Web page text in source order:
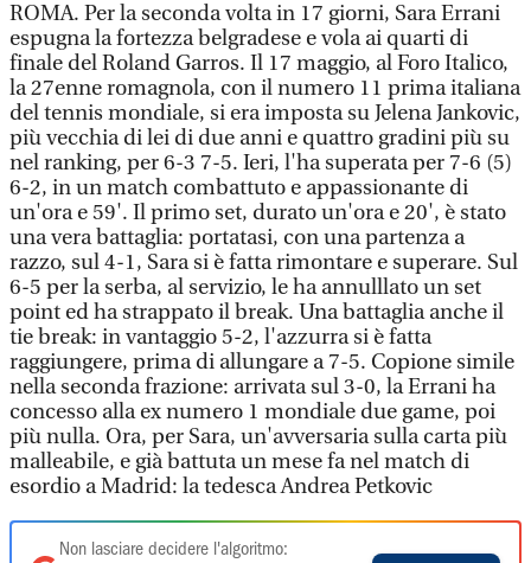
ROMA. Per la seconda volta in 17 giorni, Sara Errani
espugna la fortezza belgradese e vola ai quarti di
finale del Roland Garros. Il 17 maggio, al Foro Italico,
la 27enne romagnola, con il numero 11 prima italiana
del tennis mondiale, si era imposta su Jelena Jankovic,
più vecchia di lei di due anni e quattro gradini più su
nel ranking, per 6-3 7-5. Ieri, l'ha superata per 7-6 (5)
6-2, in un match combattuto e appassionante di
un'ora e 59'. Il primo set, durato un'ora e 20', è stato
una vera battaglia: portatasi, con una partenza a
razzo, sul 4-1, Sara si è fatta rimontare e superare. Sul
6-5 per la serba, al servizio, le ha annulllato un set
point ed ha strappato il break. Una battaglia anche il
tie break: in vantaggio 5-2, l'azzurra si è fatta
raggiungere, prima di allungare a 7-5. Copione simile
nella seconda frazione: arrivata sul 3-0, la Errani ha
concesso alla ex numero 1 mondiale due game, poi
più nulla. Ora, per Sara, un'avversaria sulla carta più
malleabile, e già battuta un mese fa nel match di
esordio a Madrid: la tedesca Andrea Petkovic
Non lasciare decidere l'algoritmo: